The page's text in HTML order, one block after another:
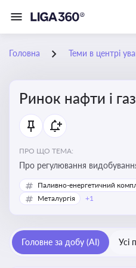
Головна Теми в центрі
Ринок нафти і
ПРО ЩО ТЕМА:
Про регулювання
транспортування та
газу, що критично важливо
Паливно-енергетичний
Металургія
+1
Головне за добу (AI) Усі